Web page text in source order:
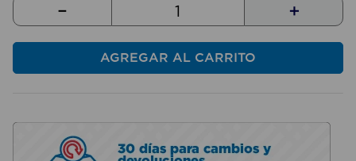
＋
－
AGREGAR AL CARRITO